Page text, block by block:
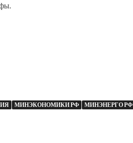
МИНЭКОНОМИКИ РФ МИНЭНЕРГО РФ